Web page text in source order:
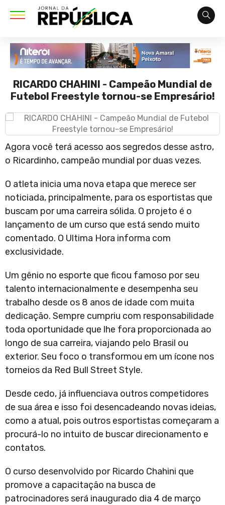
RICARDO CHAHINI - Campeão Mundial de
Futebol Freestyle tornou-se Empresário!
Agora você terá acesso aos segredos desse astro,
o Ricardinho, campeão mundial por duas vezes.
O atleta inicia uma nova etapa que merece ser
noticiada, principalmente, para os esportistas que
buscam por uma carreira sólida. O projeto é o
lançamento de um curso que está sendo muito
comentado. O Ultima Hora informa com
exclusividade.
Um gênio no esporte que ficou famoso por seu
talento internacionalmente e desempenha seu
trabalho desde os 8 anos de idade com muita
dedicação. Sempre cumpriu com responsabilidade
toda oportunidade que lhe fora proporcionada ao
longo de sua carreira, viajando pelo Brasil ou
exterior. Seu foco o transformou em um ícone nos
torneios da Red Bull Street Style.
Desde cedo, já influenciava outros competidores
de sua área e isso foi desencadeando novas ideias,
como a atual, pois outros esportistas começaram a
procurá-lo no intuito de buscar direcionamento e
contatos.
O curso desenvolvido por Ricardo Chahini que
promove a capacitação na busca de
patrocinadores será inaugurado dia 4 de março